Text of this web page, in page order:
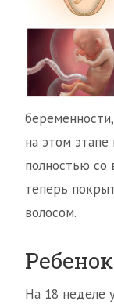
на этом этапе
полностью со
теперь
волосом.
На 18 неделе